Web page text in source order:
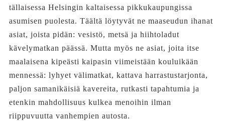
tällaisessa Helsingin kaltaisessa pikkukaupungissa
asumisen puolesta. Täältä löytyvät ne maaseudun ihanat
asiat, joista pidän: vesistö, metsä ja hiihtoladut
kävelymatkan päässä. Mutta myös ne asiat, joita itse
maalaisena kipeästi kaipasin viimeistään kouluikään
mennessä: lyhyet välimatkat, kattava harrastustarjonta,
paljon samanikäisiä kavereita, rutkasti tapahtumia ja
etenkin mahdollisuus kulkea menoihin ilman
riippuvuutta vanhempien autosta.